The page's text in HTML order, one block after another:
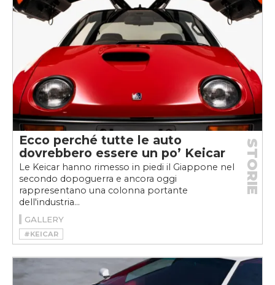
Ecco perché tutte le auto
dovrebbero essere un po’ Keicar
Le Keicar hanno rimesso in piedi il Giappone nel
secondo dopoguerra e ancora oggi
rappresentano una colonna portante
dell'industria...
STORIE
GALLERY
#KEICAR